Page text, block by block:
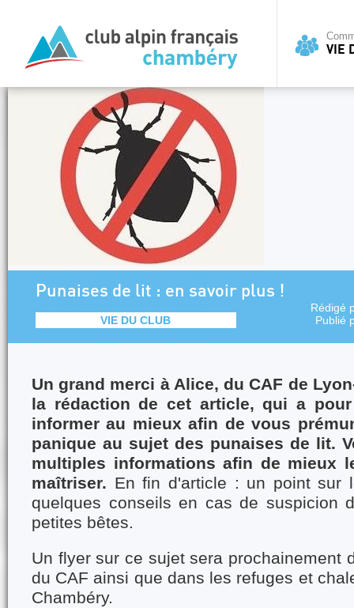
VIE
Punaises de lit : en savoir plus !
VIE DU CLUB
Rédigé
Publié
Un grand merci à Alice, du CAF de
la rédaction de cet article, quia
informer au mieux afin de vous
panique au sujet des punaises de lit.
multiples informations afin de mieux
maîtriser. En fin d'article : un point sur
quelques conseils en cas de suspicion
petites bêtes.
Un flyer sur ce sujet sera prochainement
du CAF ainsi que dans les refuges et
Chambéry.